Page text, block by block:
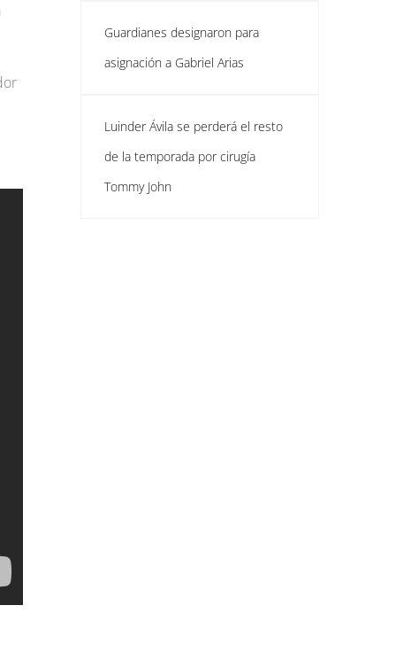
Guardianes designaron para
asignación a Gabriel Arias
Luinder Ávila se perderá el resto
de la temporada por cirugía
Tommy John